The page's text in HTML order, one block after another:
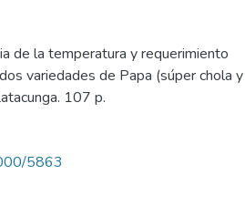
de la temperatura y requerimiento
variedades de Papa (súper chola y
107 p.
5863